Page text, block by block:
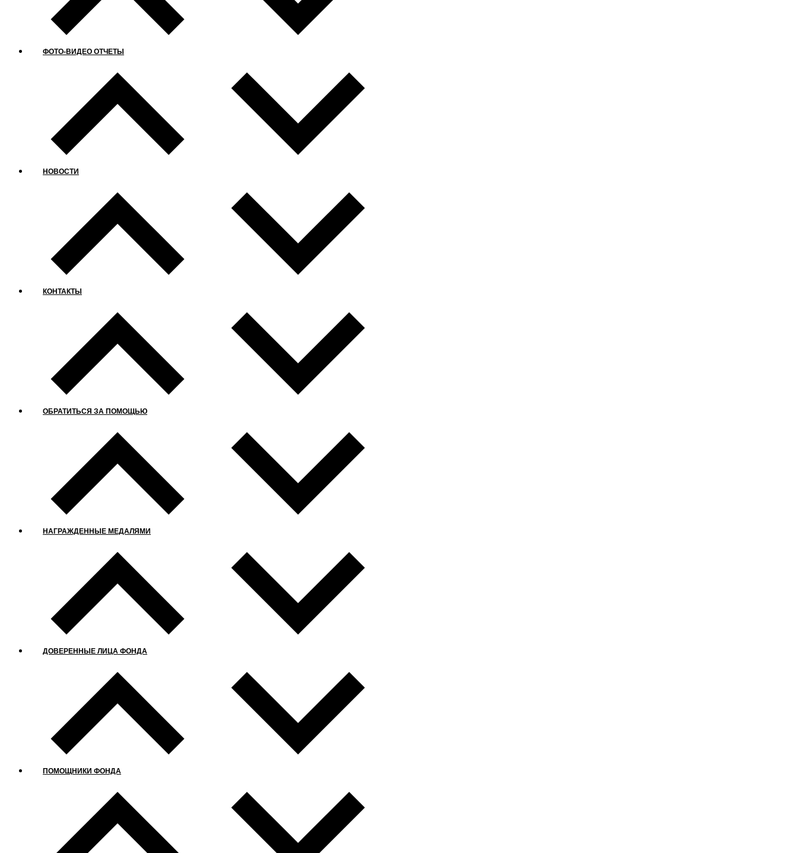
ФОТО-ВИДЕО ОТЧЕТЫ
НОВОСТИ
КОНТАКТЫ
ОБРАТИТЬСЯ ЗА ПОМОЩЬЮ
НАГРАЖДЕННЫЕ МЕДАЛЯМИ
ДОВЕРЕННЫЕ ЛИЦА ФОНДА
ПОМОЩНИКИ ФОНДА